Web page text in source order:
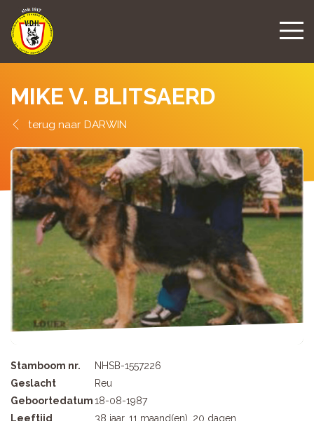
MIKE V. BLITSAERD
DARWIN
Stamboom nr.
NHSB-1557226
Geslacht
Reu
Geboortedatum18-08-1987
Leeftijd
38 jaar, 11 maand(en), 20 dagen